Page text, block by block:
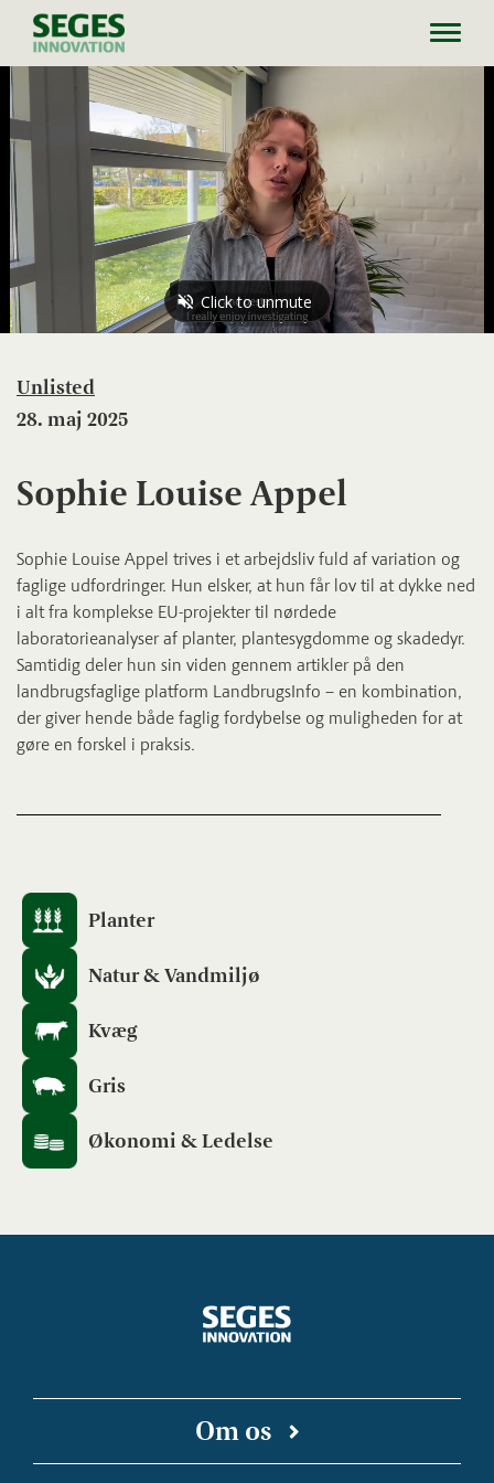
Unlisted
28. maj 2025
Sophie Louise Appel
Sophie Louise Appel trives i et arbejdsliv fuld af variation og
faglige udfordringer. Hun elsker, at hun får lov til at dykke ned
i alt fra komplekse EU-projekter til nørdede
laboratorieanalyser af planter, plantesygdomme og skadedyr.
Samtidig deler hun sin viden gennem artikler på den
landbrugsfaglige platform LandbrugsInfo – en kombination,
der giver hende både faglig fordybelse og muligheden for at
gøre en forskel i praksis.
Planter
Natur & Vandmiljø
Kvæg
Gris
Økonomi & Ledelse
Om os